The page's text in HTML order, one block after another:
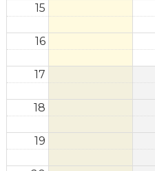
15
16
17
18
19